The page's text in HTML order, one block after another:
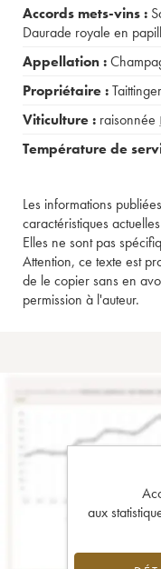
Accords mets-vins :
Daurade royale en
Appellation :
Propriétaire :Taittinger
Viticulture : raisonnée
Température de
Les informations
caractéristiques
Elles ne sont pas
Attention, ce texte est
de le copier sans en
permission à l'auteur.
aux